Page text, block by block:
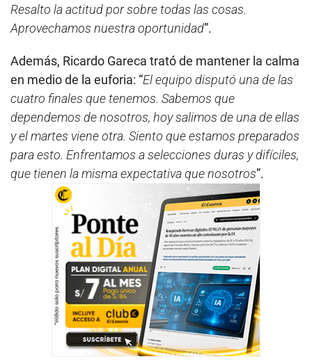
Resalto la actitud por sobre todas las cosas.
Aprovechamos nuestra oportunidad”.
Además, Ricardo Gareca trató de mantener la calma
en medio de la euforia: “El equipo disputó una de las
cuatro finales que tenemos. Sabemos que
dependemos de nosotros, hoy salimos de una de ellas
y el martes viene otra. Siento que estamos preparados
para esto. Enfrentamos a selecciones duras y difíciles,
que tienen la misma expectativa que nosotros”.